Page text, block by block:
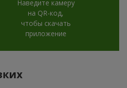
Наведите камеру
на QR-код,
чтобы скачать
приложение